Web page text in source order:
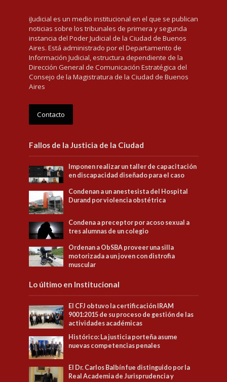
iJudicial es un medio institucional en el que se publican
noticias sobre los tribunales de primera y segunda
instancia del Poder Judicial de la Ciudad de Buenos
Aires. Está administrado por el Departamento de
Información Judicial, estructura dependiente de la
Dirección General de Comunicación Estratégica del
Consejo de la Magistratura de la Ciudad de Buenos
Aires
Contacto
Fallos de la Justicia de la Ciudad
Imponen realizar un taller de capacitación
en discapacidad diseñado para el caso
Condenan a un anestesista del Hospital
Durand por violencia obstétrica
Condena a preceptor por acoso sexual a
tres alumnas de un colegio
Ordenan a ObSBA proveer una silla
motorizada a un joven con distrofia
muscular
Lo último en Institucional
El CFJ obtuvo la certificación IRAM
9001:2015 de su proceso de gestión de las
actividades académicas
Histórico: La justicia porteña asume
nuevas competencias penales
El Dr. Carlos Balbín fue distinguido por la
Real Academia de Jurisprudencia y